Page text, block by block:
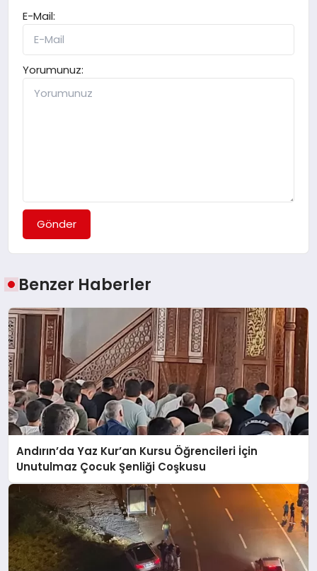
E-Mail:
Yorumunuz:
Gönder
Benzer Haberler
Andırın’da Yaz Kur’an Kursu Öğrencileri İçin
Unutulmaz Çocuk Şenliği Coşkusu